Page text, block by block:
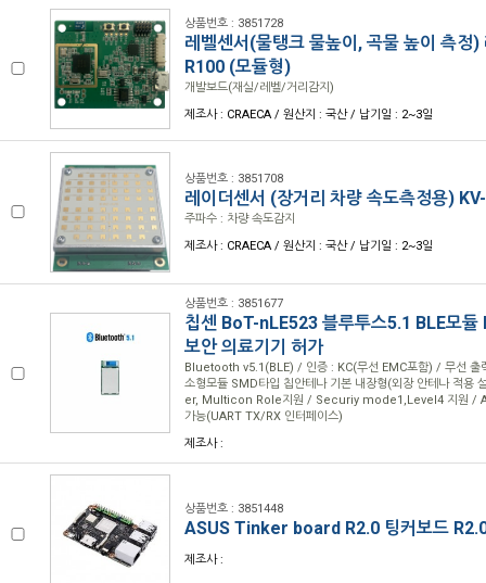
상품번호 : 3851728
레벨센서(물탱크 물높이, 곡물 높이 측정)
R100 (모듈형)
개발보드(재실/레벨/거리감지)
제조사 : CRAECA / 원산지 : 국산 / 납기일 : 2~3일
상품번호 : 3851708
레이더센서 (장거리 차량 속도측정용)
주파수 : 차량 속도감지
제조사 : CRAECA / 원산지 : 국산 / 납기일 : 2~3일
상품번호 : 3851677
칩센 BoT-nLE523 블루투스5.1 BLE모듈
보안 의료기기 허가
Bluetooth v5.1(BLE) / 인증 : KC(무선 EMC포함) / 무선 출
소형모듈 SMD타입 칩안테나 기본 내장형(외장 안테나 적용
er, Multicon Role지원 / Securiy mode1,Level4 지원 /
가능(UART TX/RX 인터페이스)
제조사 :
상품번호 : 3851448
ASUS Tinker board R2.0 팅커보드
제조사 :